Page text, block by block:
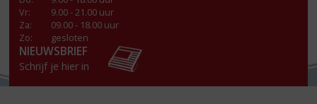
Vr:
9.00 - 21.00 uur
Za:
09.00 - 18.00 uur
Zo:
gesloten
NIEUWSBRIEF
Schrijf je hier in